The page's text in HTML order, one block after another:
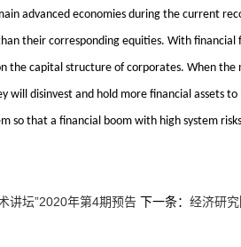
advanced economies during the current
their corresponding equities. With
the capital structure of corporates. When
will disinvest and hold more financial assets to
so that a financial boom with high system
讲坛”2020年第4期预告 下一条： 经济研